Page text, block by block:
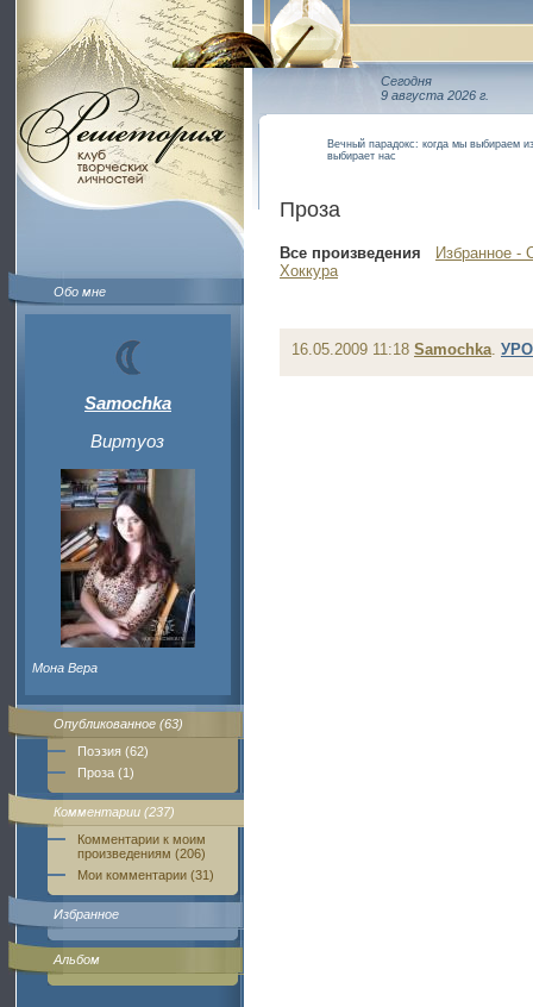
Обо мне
Samochka
Виртуоз
Мона Вера
Опубликованное (63)
Поэзия (62)
Проза (1)
Комментарии (237)
Комментарии к моим
произведениям (206)
Мои комментарии (31)
Избранное
Альбом
Сегодня
9 августа 2026 г.
Вечный парадокс: когда мы выбираем
выбирает нас
Проза
Все произведения
Избранное -
Хоккура
16.05.2009 11:18 Samochka.